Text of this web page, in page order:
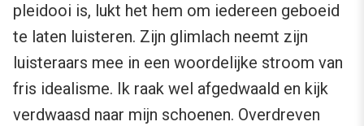
pleidooi is, lukt het hem om iedereen geboeid
te laten luisteren. Zijn glimlach neemt zijn
luisteraars mee in een woordelijke stroom van
fris idealisme. Ik raak wel afgedwaald en kijk
verdwaasd naar mijn schoenen. Overdreven